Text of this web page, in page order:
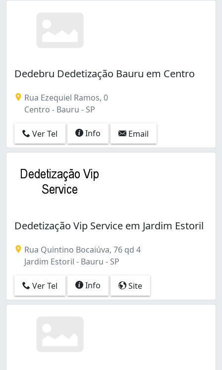
Dedebru Dedetização Bauru em Centro
Rua Ezequiel Ramos, 0
Centro - Bauru - SP
Ver Tel Info Email
Dedetização Vip Service em Jardim Estoril
Rua Quintino Bocaiúva, 76 qd 4
Jardim Estoril - Bauru - SP
Ver Tel Info Site